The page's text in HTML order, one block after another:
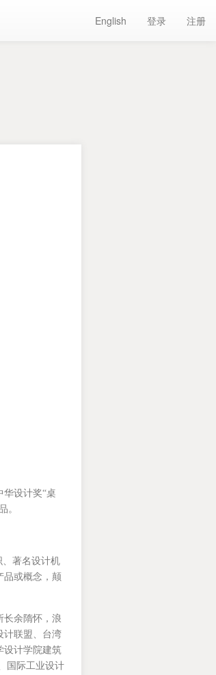
English 登录 注册
华设计奖“桌
。
、著名设计机
品或概念，颠
长余隋怀，浪
计联盟、台湾
设计学院建筑
国际工业设计